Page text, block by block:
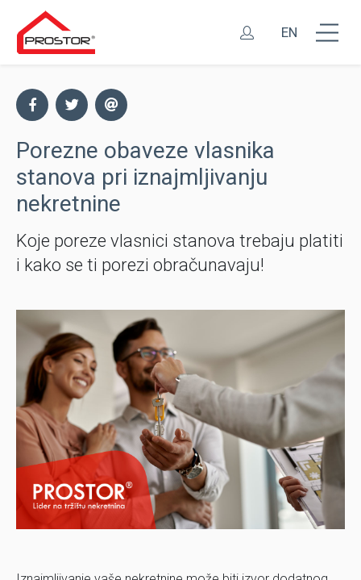
EN
Porezne obaveze vlasnika
stanova pri iznajmljivanju
nekretnine
Koje poreze vlasnici stanova trebaju platiti
i kako se ti porezi obračunavaju!